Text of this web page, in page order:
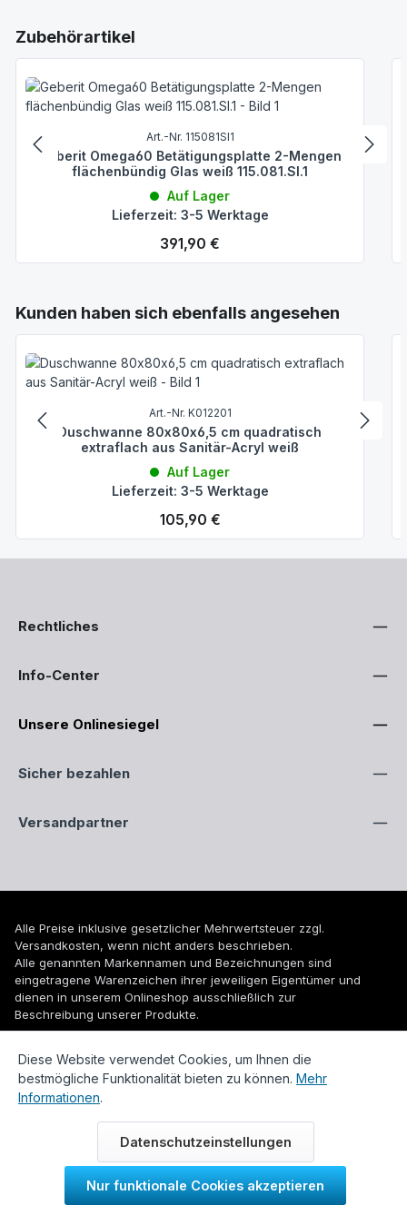
Produktgalerie überspringen
Zubehörartikel
Art.-Nr. 115081SI1
Geberit Omega60 Betätigungsplatte 2-Mengen
flächenbündig Glas weiß 115.081.SI.1
Auf Lager
Lieferzeit: 3-5 Werktage
Regulärer Preis:
391,90 €
Produktgalerie überspringen
Kunden haben sich ebenfalls angesehen
Art.-Nr. K012201
Duschwanne 80x80x6,5 cm quadratisch
extraflach aus Sanitär-Acryl weiß
Auf Lager
Lieferzeit: 3-5 Werktage
Regulärer Preis:
105,90 €
Rechtliches
Info-Center
Unsere Onlinesiegel
Sicher bezahlen
Versandpartner
Alle Preise inklusive gesetzlicher Mehrwertsteuer zzgl.
Versandkosten, wenn nicht anders beschrieben.
Alle genannten Markennamen und Bezeichnungen sind
eingetragene Warenzeichen ihrer jeweiligen Eigentümer und
dienen in unserem Onlineshop ausschließlich zur
Beschreibung unserer Produkte.
© 2026 WUH24.de - Weigel und Unger Heizungs- und
Sanitärtechnik GmbH
Diese Website verwendet Cookies, um Ihnen die
bestmögliche Funktionalität bieten zu können. Mehr
Informationen.
Datenschutzeinstellungen
Nur funktionale Cookies akzeptieren